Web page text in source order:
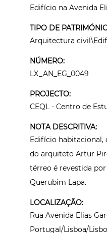
Edifício na Avenida
TIPO DE
Arquitectura
NÚMERO:
LX_AN_EG_0049
PROJECTO:
CEQL - Centro de
NOTA DESCRITIVA:
Edifício habitacional,
do arquiteto Artur
térreo é revestida
Querubim Lapa.
LOCALIZAÇÃO:
Rua Avenida Elias
Portugal/Lisboa/